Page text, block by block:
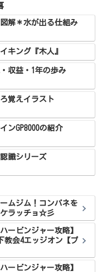
解＊水が出る仕組み
キング『木人』
収益・1年の歩み
覚えイラスト
ンGP8000の紹介
識シリーズ
ムジム！コンパネを
ラッチョ☆彡
ービンジャー攻略】
教会4エッジオン【プ
ービンジャー攻略】